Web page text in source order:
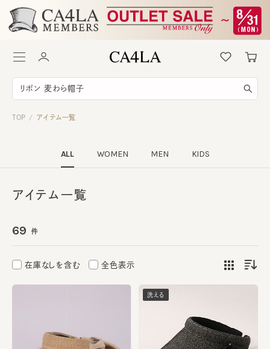
TOP / アイテム一覧
ALL WOMEN MEN KIDS
アイテム一覧
69 件
在庫なしを含む 全色表示
洗える